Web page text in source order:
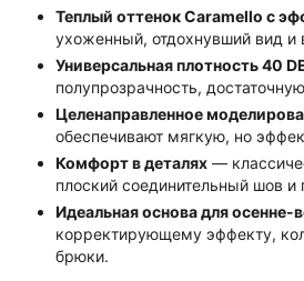
Теплый оттенок Caramello с
ухоженный, отдохнувший вид и
Универсальная плотность 40
полупрозрачность,
Целенаправленное
обеспечивают мягкую, но
Комфорт в деталях —
плоский соединительный шов
Идеальная основа для осенне-
корректирующему эффекту,
брюки.